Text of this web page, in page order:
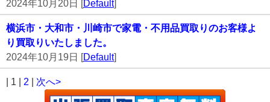
2024年10月20日 [Default]
横浜市・大和市・川崎市で家電・不用品買取りのお客様よ
り買取りいたしました。
2024年10月19日 [Default]
| 1 | 2 次へ>